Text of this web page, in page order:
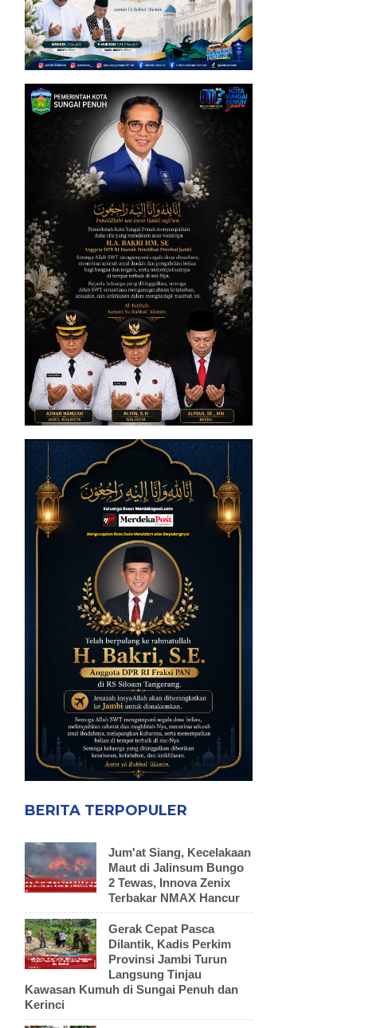
BERITA TERPOPULER
Jum'at Siang, Kecelakaan
Maut di Jalinsum Bungo
2 Tewas, Innova Zenix
Terbakar NMAX Hancur
Gerak Cepat Pasca
Dilantik, Kadis Perkim
Provinsi Jambi Turun
Langsung Tinjau
Kawasan Kumuh di Sungai Penuh dan
Kerinci